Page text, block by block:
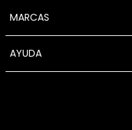
MARCAS
AYUDA